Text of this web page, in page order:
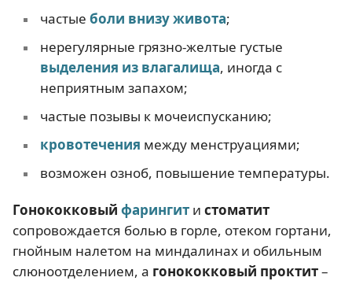
частые боли внизу живота;
нерегулярные грязно-желтые густые
выделения из влагалища, иногда с
неприятным запахом;
частые позывы к мочеиспусканию;
кровотечения между менструациями;
возможен озноб, повышение температуры.
Гонококковый фарингит и стоматит
сопровождается болью в горле, отеком гортани,
гнойным налетом на миндалинах и обильным
слюноотделением, а гонококковый проктит–